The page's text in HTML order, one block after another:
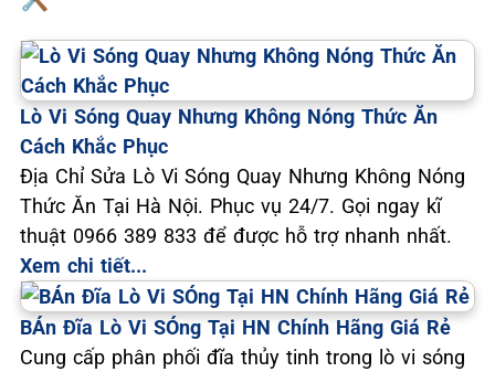
Lò Vi Sóng Quay Nhưng Không Nóng Thức Ăn
Cách Khắc Phục
Địa Chỉ Sửa Lò Vi Sóng Quay Nhưng Không Nóng
Thức Ăn Tại Hà Nội. Phục vụ 24/7. Gọi ngay kĩ
thuật 0966 389 833 để được hỗ trợ nhanh nhất.
Xem chi tiết...
BÁn Đĩa Lò Vi SÓng Tại HN Chính Hãng Giá Rẻ
Cung cấp phân phối đĩa thủy tinh trong lò vi sóng